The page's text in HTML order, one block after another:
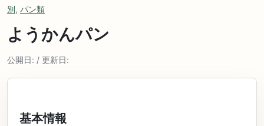
別, パン類
ようかんパン
公開日: / 更新日:
基本情報